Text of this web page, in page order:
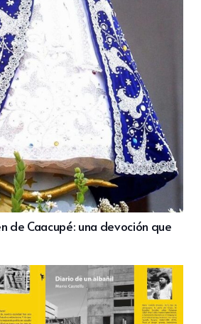
de Caacupé: una devoción que